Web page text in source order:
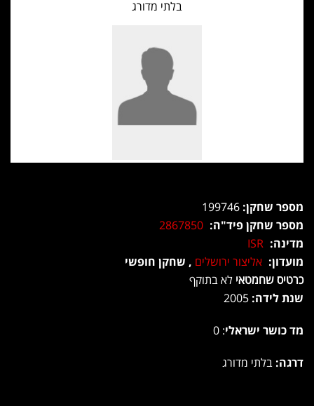
בלתי מדורג
מספר שחקן:
מספר שחקן פיד"ה: 2867850
מדינה: ISR
מועדון: אליצור ירושלים , שחקן חופשי
כרטיס שחמטאי לא בתוקף
שנת לידה:
מד כושר ישראלי: 0
דרגה: בלתי מדורג